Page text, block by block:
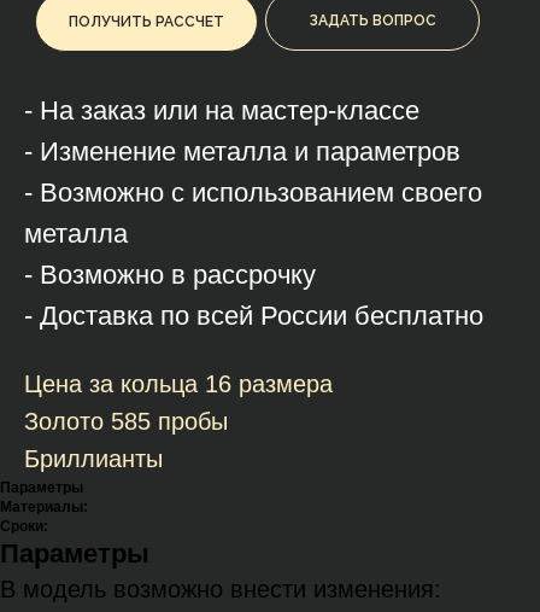
ПОЛУЧИТЬ РАССЧЕТ ЗАДАТЬ ВОПРОС
- На заказ или на мастер-классе
- Изменение металла и параметров
- Возможно с использованием своего
металла
- Возможно в рассрочку
- Доставка по всей России бесплатно
Цена за кольца 16 размера
Золото 585 пробы
Бриллианты
Параметры
Материалы:
Сроки:
Параметры
В модель возможно внести изменения: